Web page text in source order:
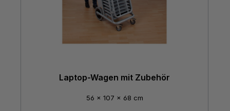
Laptop-Wagen mit Zubehör
56 x 107 x 68 cm